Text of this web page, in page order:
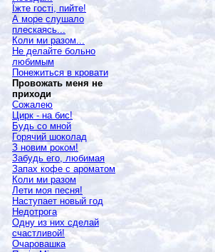
Їжте гості, пийте!
А море слушало
плескаясь...
Коли ми разом...
Не делайте больно
любимым
Понежиться в кровати
Провожать меня не
приходи
Сожалею
Цирк - на бис!
Будь со мной
Горячий шоколад
З новим роком!
Забудь его, любимая
Запах кофе с ароматом
Коли ми разом
Лети моя песня!
Наступает новый год
Недотрога
Одну из них сделай
счастливой!
Очаровашка